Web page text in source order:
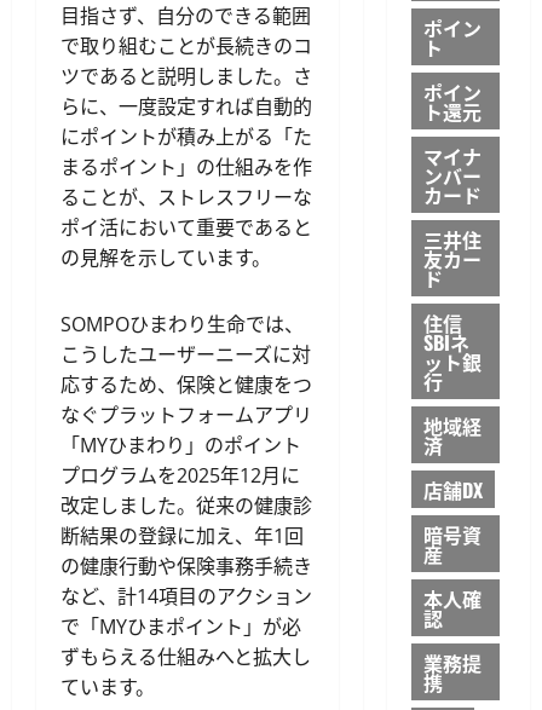
目指さず、自分のできる範囲
で取り組むことが長続きのコ
ツであると説明しました。さ
らに、一度設定すれば自動的
にポイントが積み上がる「た
まるポイント」の仕組みを作
ることが、ストレスフリーな
ポイ活において重要であると
の見解を示しています。
SOMPOひまわり生命では、
こうしたユーザーニーズに対
応するため、保険と健康をつ
なぐプラットフォームアプリ
「MYひまわり」のポイント
プログラムを2025年12月に
改定しました。従来の健康診
断結果の登録に加え、年1回
の健康行動や保険事務手続き
など、計14項目のアクション
で「MYひまポイント」が必
ずもらえる仕組みへと拡大し
ています。
ポイン
ト
ポイン
ト還元
マイナ
ンバー
カード
三井住
友カー
ド
住信
SBIネ
ット銀
行
地域経
済
店舗DX
暗号資
産
本人確
認
業務提
携